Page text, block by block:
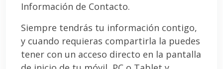
Información de Contacto.
Siempre tendrás tu información contigo,
y cuando requieras compartirla la puedes
tener con un acceso directo en la pantalla